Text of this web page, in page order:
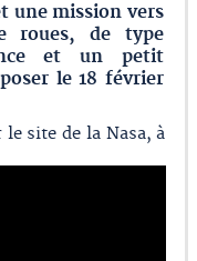
une mission vers
roues, de type
et un petit
le 18 février
site de la Nasa, à